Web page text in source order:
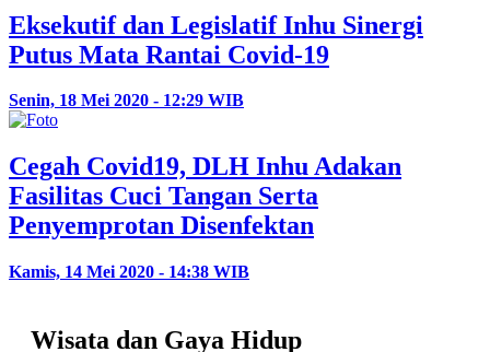
Eksekutif dan Legislatif Inhu Sinergi
Putus Mata Rantai Covid-19
Senin, 18 Mei 2020 - 12:29 WIB
Cegah Covid19, DLH Inhu Adakan
Fasilitas Cuci Tangan Serta
Penyemprotan Disenfektan
Kamis, 14 Mei 2020 - 14:38 WIB
Wisata dan Gaya Hidup